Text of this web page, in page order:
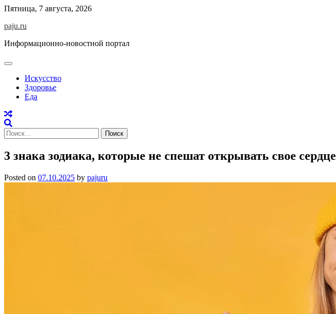
Skip
content
Пятница, 7 августа, 2026
paju.ru
Информационно-новостной портал
Искусство
Здоровье
Еда
Найти:
3 знака зодиака, которые не спешат открывать свое сердце
Posted on 07.10.2025 by pajuru